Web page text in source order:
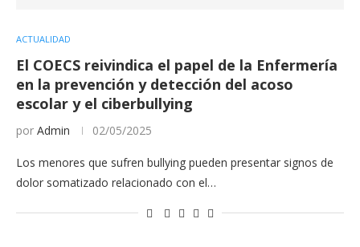
ACTUALIDAD
El COECS reivindica el papel de la Enfermería
en la prevención y detección del acoso
escolar y el ciberbullying
por Admin 02/05/2025
Los menores que sufren bullying pueden presentar signos de
dolor somatizado relacionado con el…